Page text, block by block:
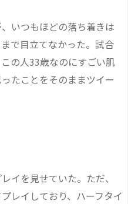
いつもほどの落ち着きは
で目立てなかった。試合
の人33歳なのにすごい肌
たことをそのままツイー
イを見せていた。ただ、
レイしており、ハーフタイ